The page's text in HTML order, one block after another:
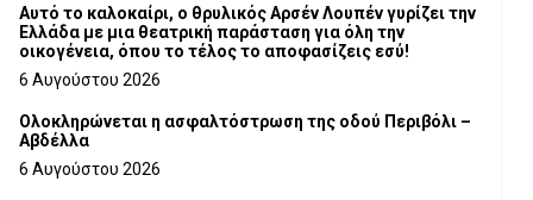
Αυτό το καλοκαίρι, ο θρυλικός Αρσέν Λουπέν γυρίζει την
Ελλάδα με μια θεατρική παράσταση για όλη την
οικογένεια, όπου το τέλος το αποφασίζεις εσύ!
6 Αυγούστου 2026
Ολοκληρώνεται η ασφαλτόστρωση της οδού Περιβόλι –
Αβδέλλα
6 Αυγούστου 2026